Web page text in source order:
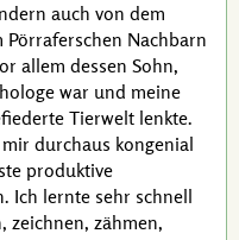
auch von dem
Nachbarn
allem dessen Sohn,
war und meine
Tierwelt lenkte.
durchaus kongenial
produktive
Ich lernte sehr schnell
zeichnen, zähmen,